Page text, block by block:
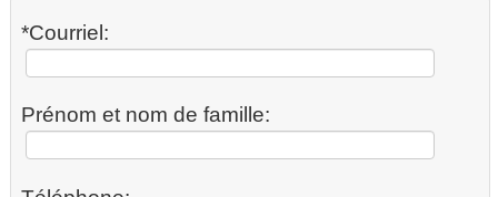
*Courriel:
Prénom et nom de famille: